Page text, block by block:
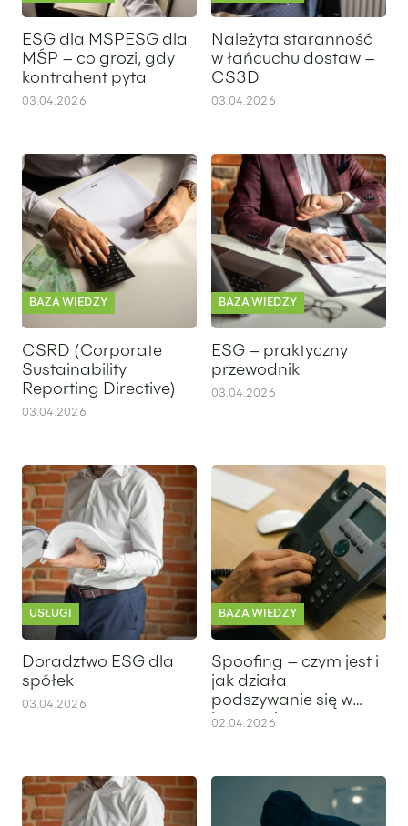
ESG dla MŚPESG dla
MŚP – co grozi, gdy
kontrahent pyta
03.04.2026
Należyta staranność
w łańcuchu dostaw –
CS3D
03.04.2026
CSRD (Corporate Sustainability Reporting Directive)
BAZA WIEDZY
CSRD (Corporate
Sustainability
Reporting Directive)
03.04.2026
ESG – praktyczny przewodnik
BAZA WIEDZY
ESG – praktyczny
przewodnik
03.04.2026
Doradztwo ESG dla spółek
USŁUGI
Doradztwo ESG dla
spółek
03.04.2026
Spoofing – czym jest i jak
BAZA WIEDZY
Spoofing – czym jest i
jak działa
podszywanie się w
internecie
02.04.2026
Pomoc prawna dla wykonawców programu Czyste
Phishing – czym jest, jak